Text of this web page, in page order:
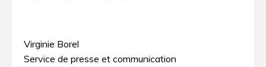
Virginie Borel
Service de presse et communication